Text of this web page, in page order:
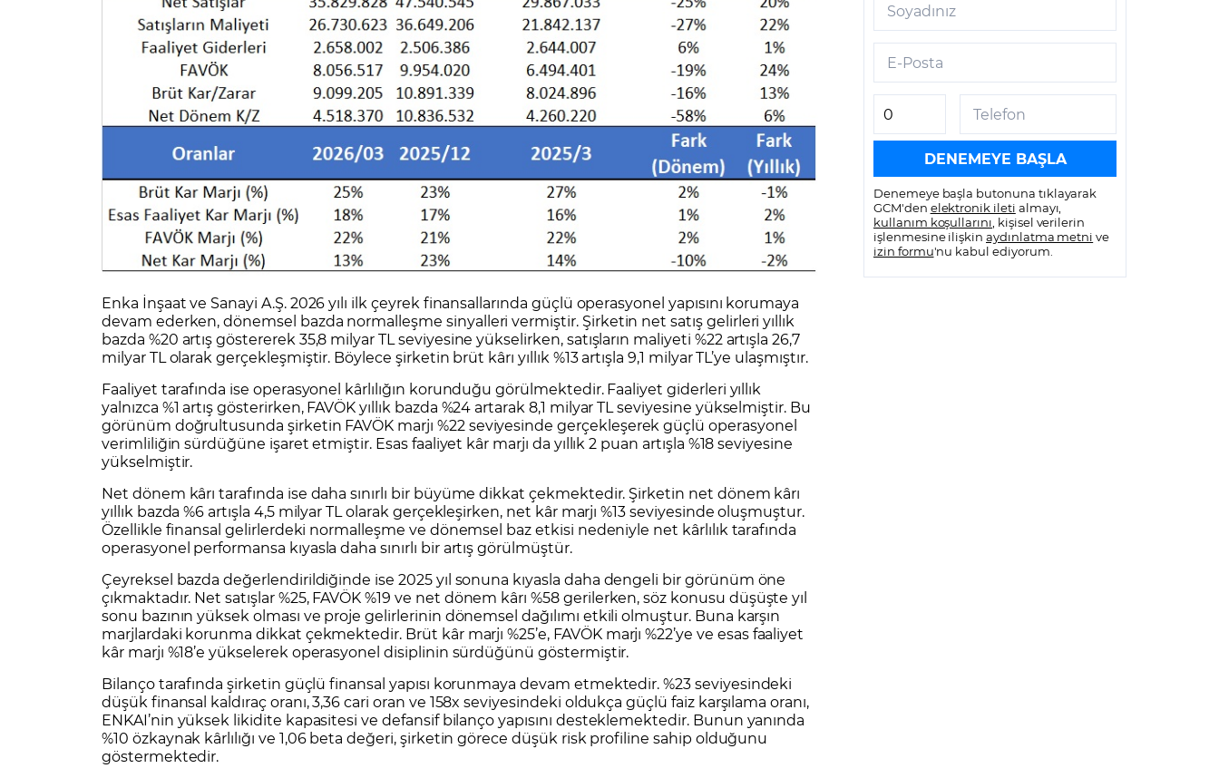
Enka İnşaat ve Sanayi A.Ş. 2026 yılı ilk çeyrek finansallarında güçlü operasyonel yapısını korumaya
devam ederken, dönemsel bazda normalleşme sinyalleri vermiştir. Şirketin net satış gelirleri yıllık
bazda %20 artış göstererek 35,8 milyar TL seviyesine yükselirken, satışların maliyeti %22 artışla 26,7
milyar TL olarak gerçekleşmiştir. Böylece şirketin brüt kârı yıllık %13 artışla 9,1 milyar TL’ye ulaşmıştır.
Faaliyet tarafında ise operasyonel kârlılığın korunduğu görülmektedir. Faaliyet giderleri yıllık
yalnızca %1 artış gösterirken, FAVÖK yıllık bazda %24 artarak 8,1 milyar TL seviyesine yükselmiştir. Bu
görünüm doğrultusunda şirketin FAVÖK marjı %22 seviyesinde gerçekleşerek güçlü operasyonel
verimliliğin sürdüğüne işaret etmiştir. Esas faaliyet kâr marjı da yıllık 2 puan artışla %18 seviyesine
yükselmiştir.
Net dönem kârı tarafında ise daha sınırlı bir büyüme dikkat çekmektedir. Şirketin net dönem kârı
yıllık bazda %6 artışla 4,5 milyar TL olarak gerçekleşirken, net kâr marjı %13 seviyesinde oluşmuştur.
Özellikle finansal gelirlerdeki normalleşme ve dönemsel baz etkisi nedeniyle net kârlılık tarafında
operasyonel performansa kıyasla daha sınırlı bir artış görülmüştür.
Çeyreksel bazda değerlendirildiğinde ise 2025 yıl sonuna kıyasla daha dengeli bir görünüm öne
çıkmaktadır. Net satışlar %25, FAVÖK %19 ve net dönem kârı %58 gerilerken, söz konusu düşüşte yıl
sonu bazının yüksek olması ve proje gelirlerinin dönemsel dağılımı etkili olmuştur. Buna karşın
marjlardaki korunma dikkat çekmektedir. Brüt kâr marjı %25’e, FAVÖK marjı %22’ye ve esas faaliyet
kâr marjı %18’e yükselerek operasyonel disiplinin sürdüğünü göstermiştir.
Bilanço tarafında şirketin güçlü finansal yapısı korunmaya devam etmektedir. %23 seviyesindeki
düşük finansal kaldıraç oranı, 3,36 cari oran ve 158x seviyesindeki oldukça güçlü faiz karşılama oranı,
ENKAI’nin yüksek likidite kapasitesi ve defansif bilanço yapısını desteklemektedir. Bunun yanında
%10 özkaynak kârlılığı ve 1,06 beta değeri, şirketin görece düşük risk profiline sahip olduğunu
göstermektedir.
Soyadınız
E-Posta
Telefon
Denemeye başla butonuna tıklayarak
GCM'den elektronik ileti almayı,
kullanım koşullarını , kişisel verilerin
işlenmesine ilişkin aydınlatma metni ve
izin formu'nu kabul ediyorum.